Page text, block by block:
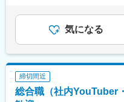
条駅(京都市営)、三条駅
天王寺駅前駅、なんば
駅
条駅、北３４条駅、元町
琴似駅(函館本線)、学園
見駅(愛知県)、刈谷駅、
田駅(京都府)、烏丸駅、
駅、出町柳駅、烏丸御池
気になる
締切間近
総合職（社内YouTuber